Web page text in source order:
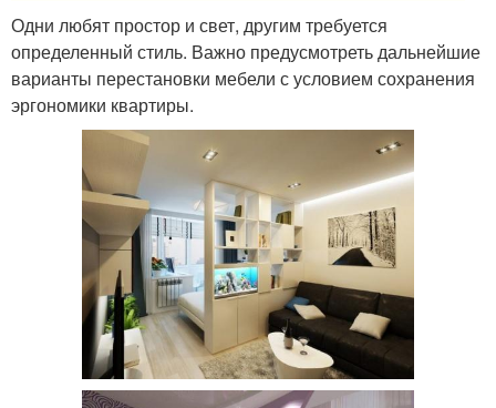
Одни любят простор и свет, другим требуется
определенный стиль. Важно предусмотреть дальнейшие
варианты перестановки мебели с условием сохранения
эргономики квартиры.